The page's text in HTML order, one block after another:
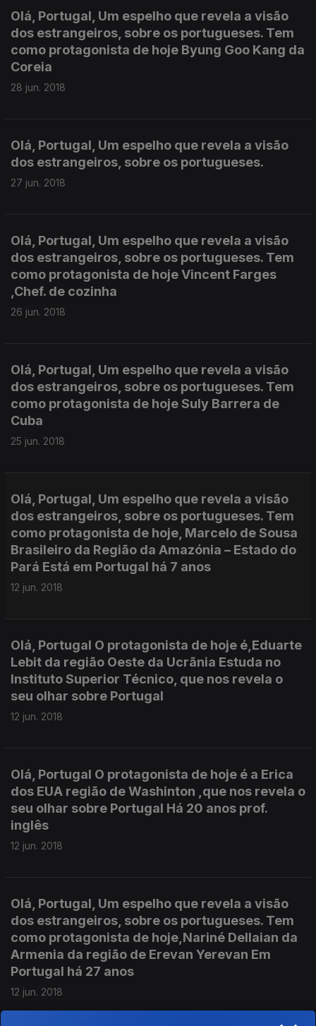
Olá, Portugal, Um espelho que revela a visão
dos estrangeiros, sobre os portugueses. Tem
como protagonista de hoje Byung Goo Kang da
Coreia
28 jun. 2018
Olá, Portugal, Um espelho que revela a visão
dos estrangeiros, sobre os portugueses.
27 jun. 2018
Olá, Portugal, Um espelho que revela a visão
dos estrangeiros, sobre os portugueses. Tem
como protagonista de hoje Vincent Farges
,Chef. de cozinha
26 jun. 2018
Olá, Portugal, Um espelho que revela a visão
dos estrangeiros, sobre os portugueses. Tem
como protagonista de hoje Suly Barrera de
Cuba
25 jun. 2018
Olá, Portugal, Um espelho que revela a visão
dos estrangeiros, sobre os portugueses. Tem
como protagonista de hoje, Marcelo de Sousa
Brasileiro da Região da Amazónia – Estado do
Pará Está em Portugal há 7 anos
12 jun. 2018
Olá, Portugal O protagonista de hoje é,Eduarte
Lebit da região Oeste da Ucrãnia Estuda no
Instituto Superior Técnico, que nos revela o
seu olhar sobre Portugal
12 jun. 2018
Olá, Portugal O protagonista de hoje é a Erica
dos EUA região de Washinton ,que nos revela o
seu olhar sobre Portugal Há 20 anos prof.
inglês
12 jun. 2018
Olá, Portugal, Um espelho que revela a visão
dos estrangeiros, sobre os portugueses. Tem
como protagonista de hoje,Nariné Dellaian da
Armenia da região de Erevan Yerevan Em
Portugal há 27 anos
12 jun. 2018